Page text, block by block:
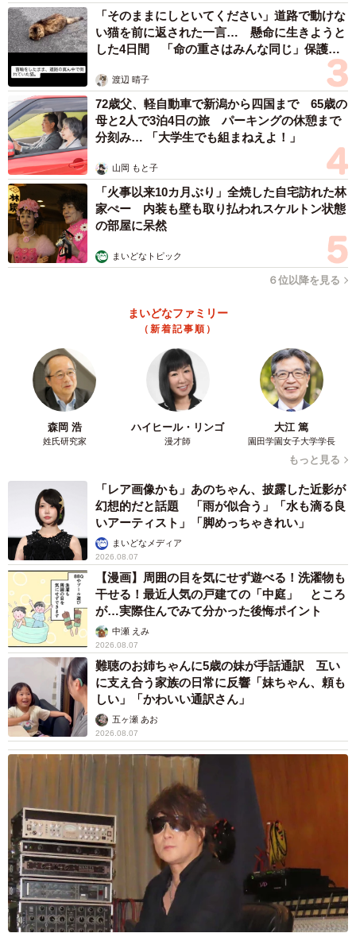
「そのままにしといてください」道路で動けな
い猫を前に返された一言… 懸命に生きようと
した4日間 「命の重さはみんな同じ」保護団
渡辺 晴子
72歳父、軽自動車で新潟から四国まで 65歳の
母と2人で3泊4日の旅 パーキングの休憩まで
分刻み… 「大学生でも組まねえよ！」
山岡 もと子
「火事以来10カ月ぶり」全焼した自宅訪れた林
家ぺー 内装も壁も取り払われスケルトン状態
の部屋に呆然
まいどなトピック
６位以降を見る
まいどなファミリー
（新着記事順）
森岡 浩
姓氏研究家
ハイヒール・リンゴ
漫才師
大江 篤
園田学園女子大学学長
もっと見る
「レア画像かも」あのちゃん、披露した近影が
幻想的だと話題 「雨が似合う」「水も滴る良
いアーティスト」「脚めっちゃきれい」
まいどなメディア
2026.08.07
【漫画】周囲の目を気にせず遊べる！洗濯物も
干せる！最近人気の戸建ての「中庭」 ところ
が…実際住んでみて分かった後悔ポイント
中瀬 えみ
2026.08.07
難聴のお姉ちゃんに5歳の妹が手話通訳 互い
に支え合う家族の日常に反響「妹ちゃん、頼も
しい」「かわいい通訳さん」
五ヶ瀬 あお
2026.08.07